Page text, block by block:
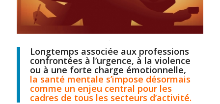
Longtemps associée aux professions
confrontées à l’urgence, à la violence
ou à une forte charge émotionnelle,
la santé mentale s’impose désormais
comme un enjeu central pour les
cadres de tous les secteurs d’activité.